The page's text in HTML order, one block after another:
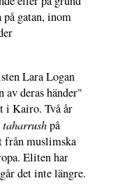
gatan, inom
Lara Logan
av deras händer"
i Kairo. Två år
taharrushpå
från muslimska
Eliten har
det inte längre.